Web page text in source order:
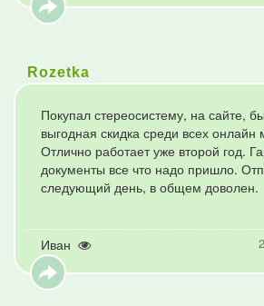
Rozetka
Покупал стереосистему, на сайте,
выгодная скидка среди всех онлайн
Отлично работает уже второй год.
документы все что надо пришло.
следующий день, в общем доволен.
Иван